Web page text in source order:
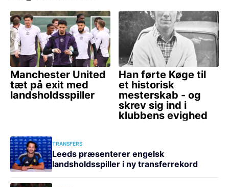
TRANSFERS
Leeds præsenterer engelsk
landsholdsspiller i ny transferrekord